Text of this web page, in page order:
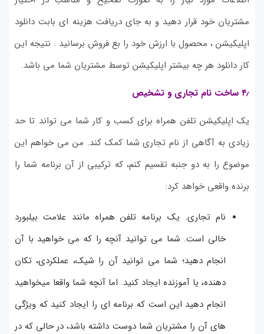
مشتریان خود قرار دهید و به جای دریافت هزینه ای بابت دانلود
اپلیکیشن ، محصول با ارزش خود را بع فروش برسانید . نتیجه این
کار دانلود هر چه بیشتر اپلیکیشن توسط مشتریان شما می باشد.
۴٫ ساخت نام تجاری و تشخیص
یک اپلیکیشن تلفن همراه برای کسب و کار شما می تواند تا حد
زیادی به آگاهی از نام تجاری شما کمک کند. من می خواهم این
موضوع را به دو جنبه تقسیم کنم، که ترکیبی از آن برنامه شما را
برنده واقعی خواهد کرد:
نام تجاری. یک برنامه تلفن همراه مانند علامت بیلبورد
خالی است. شما می توانید آنچه را که می خواهید با آن
انجام دهید؛ شما می توانید آن را شیک، عملکردی، تکان
دهنده، یا آموزنده ایجاد کنید. اما آنچه شما واقعا میخواهید
انجام دهید این است که برنامه ای را ایجاد کنید که ویژگی
های آن را مشتریان شما دوست داشته باشد، در حالی که در